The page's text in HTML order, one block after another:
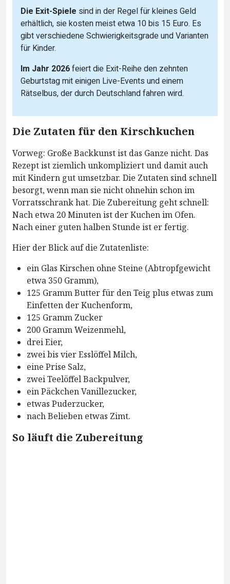
Die Exit-Spiele sind in der Regel für kleines Geld
erhältlich, sie kosten meist etwa 10 bis 15 Euro. Es
gibt verschiedene Schwierigkeitsgrade und Varianten
für Kinder.
Im Jahr 2026feiert die Exit-Reihe den zehnten
Geburtstag mit einigen Live-Events und einem
Rätselbus, der durch Deutschland fahren wird.
Die Zutaten für den Kirschkuchen
Vorweg: Große Backkunst ist das Ganze nicht. Das
Rezept ist ziemlich unkompliziert und damit auch
mit Kindern gut umsetzbar. Die Zutaten sind schnell
besorgt, wenn man sie nicht ohnehin schon im
Vorratsschrank hat. Die Zubereitung geht schnell:
Nach etwa 20 Minuten ist der Kuchen im Ofen.
Nach einer guten halben Stunde ist er fertig.
Hier der Blick auf die Zutatenliste:
ein Glas Kirschen ohne Steine (Abtropfgewicht
etwa 350 Gramm),
125 Gramm Butter für den Teig plus etwas zum
Einfetten der Kuchenform,
125 Gramm Zucker
200 Gramm Weizenmehl,
drei Eier,
zwei bis vier Esslöffel Milch,
eine Prise Salz,
zwei Teelöffel Backpulver,
ein Päckchen Vanillezucker,
etwas Puderzucker,
nach Belieben etwas Zimt.
So läuft die Zubereitung